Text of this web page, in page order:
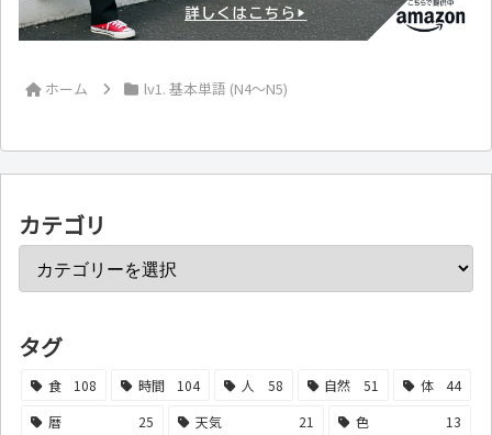
ホーム lv1. 基本単語 (N4～N5)
カテゴリ
タグ
食 108 時間 104 人 58 自然 51 体
44
暦
25 天気 21 色 13